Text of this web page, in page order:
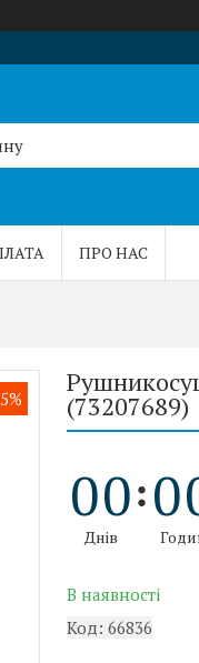
ПРО НАС
(73207689)
00
Днів
0
В наявності
Код: 66836